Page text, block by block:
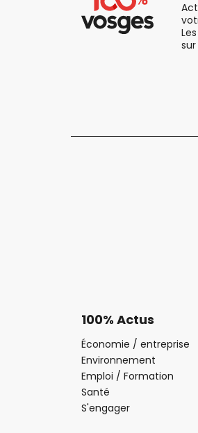
100% Actus
Économie / entreprise
Environnement
Emploi / Formation
Santé
S'engager